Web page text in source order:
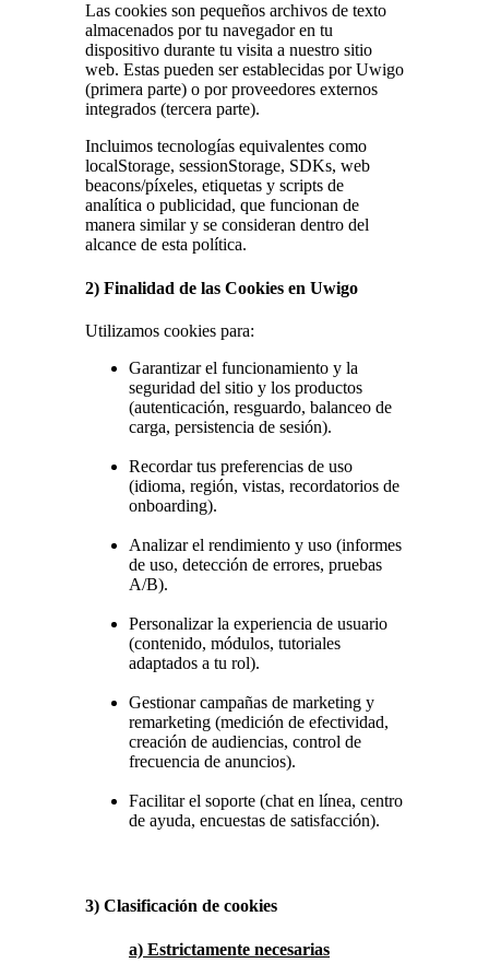
Las cookies son pequeños archivos de texto
almacenados por tu navegador en tu
dispositivo durante tu visita a nuestro sitio
web. Estas pueden ser establecidas por Uwigo
(primera parte) o por proveedores externos
integrados (tercera parte).
Incluimos tecnologías equivalentes como
localStorage, sessionStorage, SDKs, web
beacons/píxeles, etiquetas y scripts de
analítica o publicidad, que funcionan de
manera similar y se consideran dentro del
alcance de esta política.
2) Finalidad de las Cookies en Uwigo
Utilizamos cookies para:
Garantizar el funcionamiento y la
seguridad del sitio y los productos
(autenticación, resguardo, balanceo de
carga, persistencia de sesión).
Recordar tus preferencias de uso
(idioma, región, vistas, recordatorios de
onboarding).
Analizar el rendimiento y uso (informes
de uso, detección de errores, pruebas
A/B).
Personalizar la experiencia de usuario
(contenido, módulos, tutoriales
adaptados a tu rol).
Gestionar campañas de marketing y
remarketing (medición de efectividad,
creación de audiencias, control de
frecuencia de anuncios).
Facilitar el soporte (chat en línea, centro
de ayuda, encuestas de satisfacción).
3) Clasificación de cookies
a) Estrictamente necesarias